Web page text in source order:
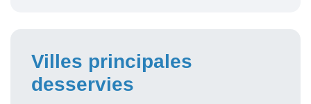
Villes principales
desservies